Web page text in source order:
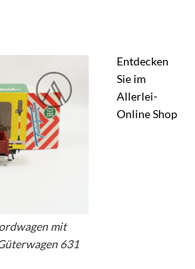
mit
631
Entdecken
Sie im
Allerlei-
Online Shop